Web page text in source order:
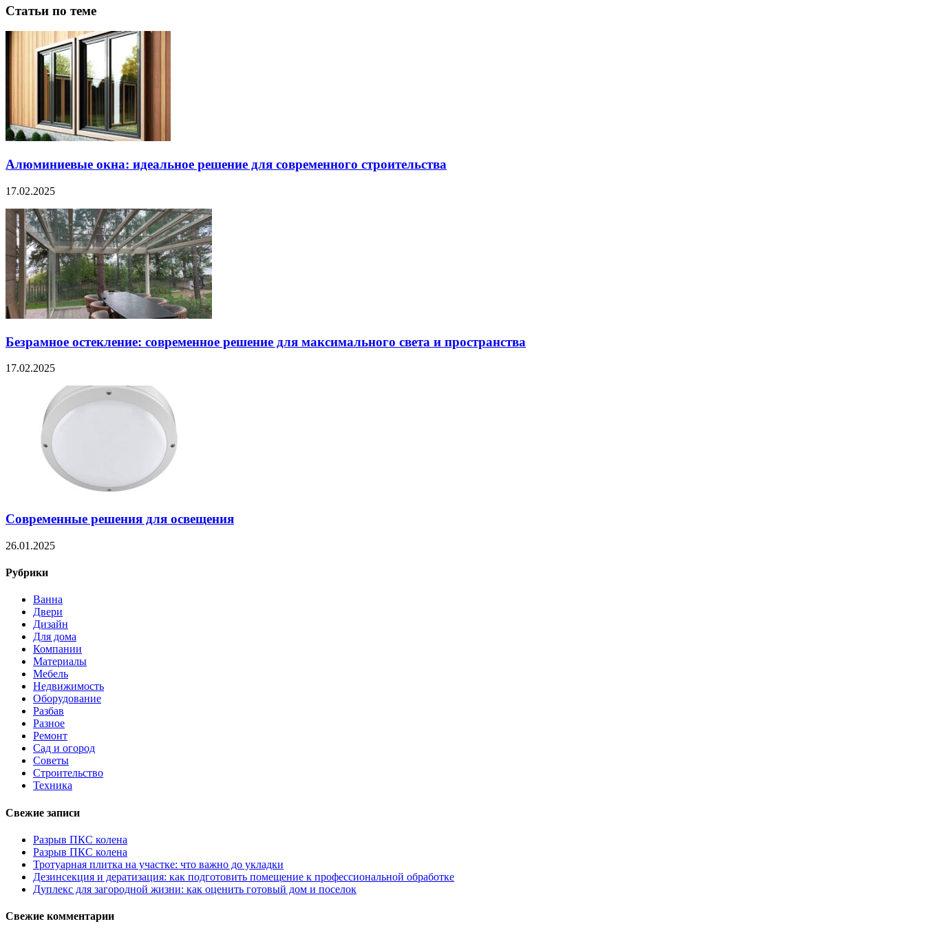
Статьи по теме
Алюминиевые окна: идеальное решение для современного строительства
17.02.2025
Безрамное остекление: современное решение для максимального света и пространства
17.02.2025
Современные решения для освещения
26.01.2025
Рубрики
Ванна
Двери
Дизайн
Для дома
Компании
Материалы
Мебель
Недвижимость
Оборудование
Разбав
Разное
Ремонт
Сад и огород
Советы
Строительство
Техника
Свежие записи
Разрыв ПКС колена
Разрыв ПКС колена
Тротуарная плитка на участке: что важно до укладки
Дезинсекция и дератизация: как подготовить помещение к профессиональной обработке
Дуплекс для загородной жизни: как оценить готовый дом и поселок
Свежие комментарии